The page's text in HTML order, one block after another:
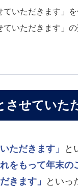
ていただきます」
ていただきます」
させていた
ただきます」
と
れをもって年末の
きます」
といっ